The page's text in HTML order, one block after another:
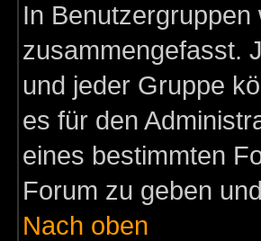
In
zusammengefasst.
und jeder Gruppe
es für den
eines bestimmten
Forum zu geben
Nach oben